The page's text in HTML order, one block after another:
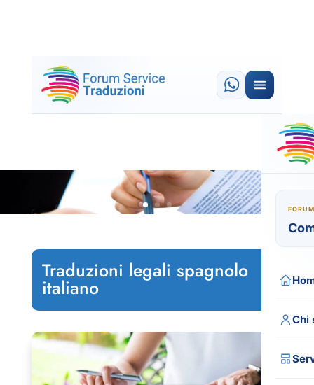
Chi
Traduzioni legali spagnolo
italiano